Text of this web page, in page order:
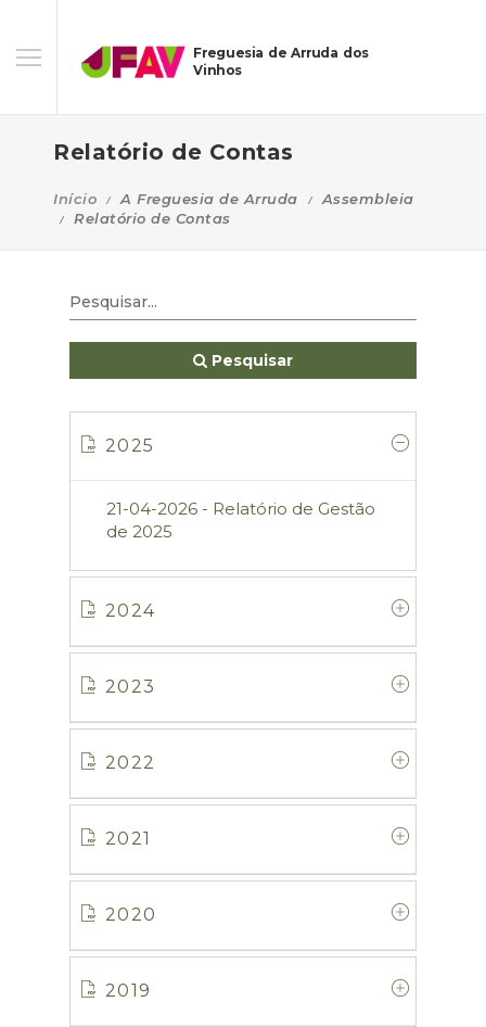
Freguesia de Arruda dos
Vinhos
Relatório de Contas
Início A Freguesia de Arruda
Assembleia
Relatório de Contas
Pesquisar
2025
21-04-2026 - Relatório de Gestão
de 2025
2024
2023
2022
2021
2020
2019